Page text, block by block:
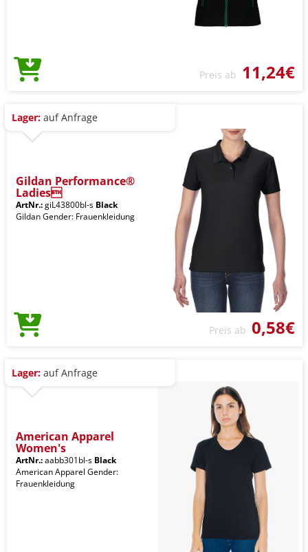
Preis ab 11,24€
Lager: auf Anfrage
Gildan Performance®
Ladies
ArtNr.:giL43800bl-s Black
Gildan Gender: Frauenkleidung
Preis ab 0,58€
Lager: auf Anfrage
American Apparel
Women's
ArtNr.:aabb301bl-s Black
American Apparel Gender:
Frauenkleidung